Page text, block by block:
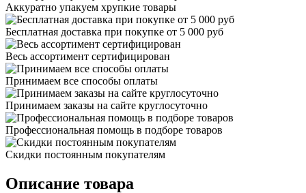
Аккуратно упакуем хрупкие товары
Бесплатная доставка при покупке от 5 000 руб
Весь ассортимент сертифицирован
Принимаем все способы оплаты
Принимаем заказы на сайте круглосуточно
Профессиональная помощь в подборе товаров
Скидки постоянным покупателям
Описание товара